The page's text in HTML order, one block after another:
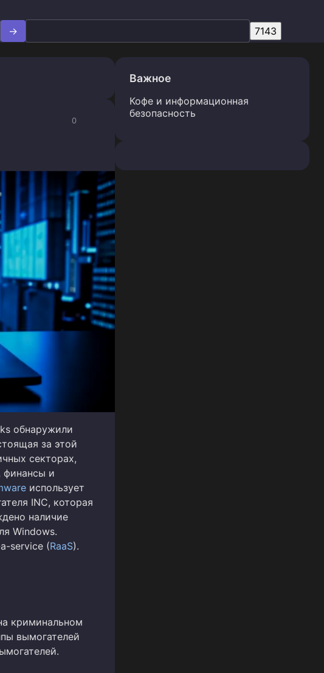
0
обнаружили
за этой
секторах,
финансы и
использует
INC, которая
наличие
Windows.
service (RaaS).
криминальном
вымогателей
Важное
Кофе и информационная
безопасность